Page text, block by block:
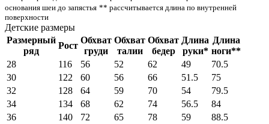
основания шеи до запястья ** рассчитывается длина по внутренней
поверхности
Детские размеры
Размерный
ряд
Рост
Обхват
груди
Обхват
талии
Обхват
бедер
Длина
руки*
Длина
ноги**
28
116 56 52 62 49
70.5
30
122 60 56 66 51.5
75
32
128 64 59 70 54
79.5
34
134 68 62 74 56.5
84
36
140 72 65 78 59
88.5